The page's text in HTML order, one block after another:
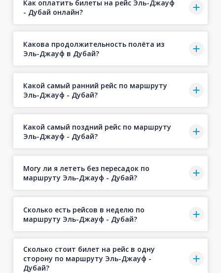
Как оплатить билеты на рейс Эль-Джауф
- Дубай онлайн?
Какова продолжительность полёта из
Эль-Джауф в Дубай?
Какой самый ранний рейс по маршруту
Эль-Джауф - Дубай?
Какой самый поздний рейс по маршруту
Эль-Джауф - Дубай?
Могу ли я лететь без пересадок по
маршруту Эль-Джауф - Дубай?
Сколько есть рейсов в неделю по
маршруту Эль-Джауф - Дубай?
Сколько стоит билет на рейс в одну
сторону по маршруту Эль-Джауф -
Дубай?